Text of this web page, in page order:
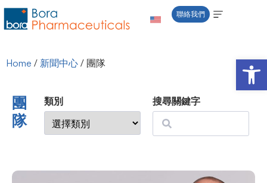
聯絡我們
Home / 新聞中心 / 團隊
團
隊
類別 搜尋關鍵字